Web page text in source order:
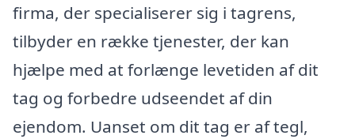
firma, der specialiserer sig i tagrens,
tilbyder en række tjenester, der kan
hjælpe med at forlænge levetiden af dit
tag og forbedre udseendet af din
ejendom. Uanset om dit tag er af tegl,